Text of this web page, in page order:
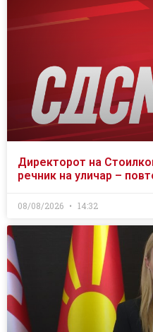
Директорот на
речник на уличар –
08/08/2026 14:32